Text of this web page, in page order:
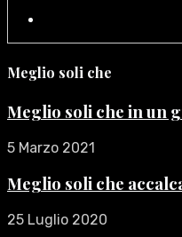
Meglio soli che
Meglio soli che in un
5 Marzo 2021
Meglio soli che
25 Luglio 2020